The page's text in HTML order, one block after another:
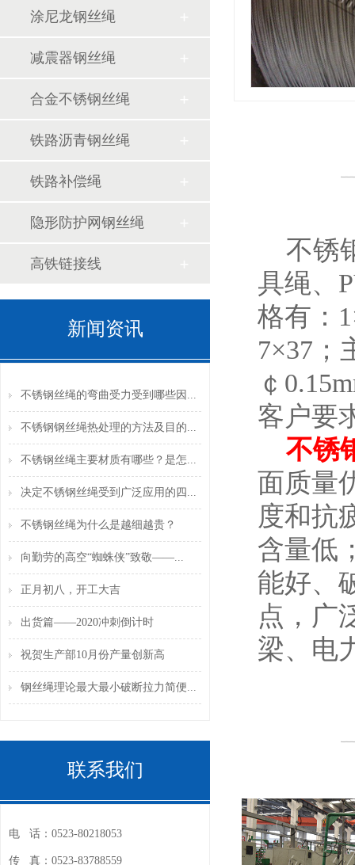
涂尼龙钢丝绳
减震器钢丝绳
合金不锈钢丝绳
铁路沥青钢丝绳
铁路补偿绳
隐形防护网钢丝绳
高铁链接线
新闻资讯
不锈钢丝绳的弯曲受力受到哪些因...
不锈钢钢丝绳热处理的方法及目的...
不锈钢丝绳主要材质有哪些？是怎...
决定不锈钢丝绳受到广泛应用的四...
不锈钢丝绳为什么是越细越贵？
向勤劳的高空“蜘蛛侠”致敬——...
正月初八，开工大吉
出货篇——2020冲刺倒计时
祝贺生产部10月份产量创新高
钢丝绳理论最大最小破断拉力简便...
联系我们
电 话： 0523-80218053
传 真： 0523-83788559
不锈
具绳、
格有：
7×37；
￠
客户要
不锈
面质量
度和抗
含量低
能好、
点，广
梁、电